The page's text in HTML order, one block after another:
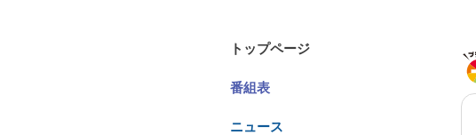
トップページ
番組表
ニュース